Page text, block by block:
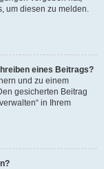
um diesen zu melden.
eines Beitrags?
und zu einem
gesicherten Beitrag
in Ihrem